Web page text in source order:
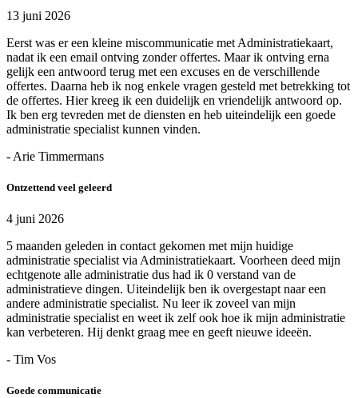
13 juni 2026
Eerst was er een kleine miscommunicatie met Administratiekaart,
nadat ik een email ontving zonder offertes. Maar ik ontving erna
gelijk een antwoord terug met een excuses en de verschillende
offertes. Daarna heb ik nog enkele vragen gesteld met betrekking tot
de offertes. Hier kreeg ik een duidelijk en vriendelijk antwoord op.
Ik ben erg tevreden met de diensten en heb uiteindelijk een goede
administratie specialist kunnen vinden.
- Arie Timmermans
Ontzettend veel geleerd
4 juni 2026
5 maanden geleden in contact gekomen met mijn huidige
administratie specialist via Administratiekaart. Voorheen deed mijn
echtgenote alle administratie dus had ik 0 verstand van de
administratieve dingen. Uiteindelijk ben ik overgestapt naar een
andere administratie specialist. Nu leer ik zoveel van mijn
administratie specialist en weet ik zelf ook hoe ik mijn administratie
kan verbeteren. Hij denkt graag mee en geeft nieuwe ideeën.
- Tim Vos
Goede communicatie